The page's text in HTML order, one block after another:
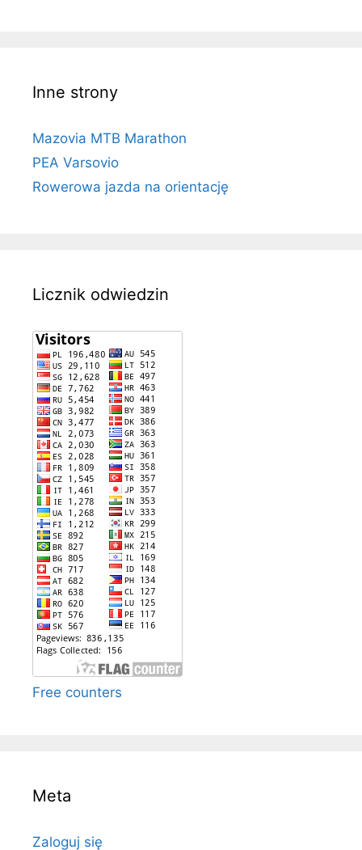
Inne strony
Mazovia MTB Marathon
PEA Varsovio
Rowerowa jazda na orientację
Licznik odwiedzin
Free counters
Meta
Zaloguj się